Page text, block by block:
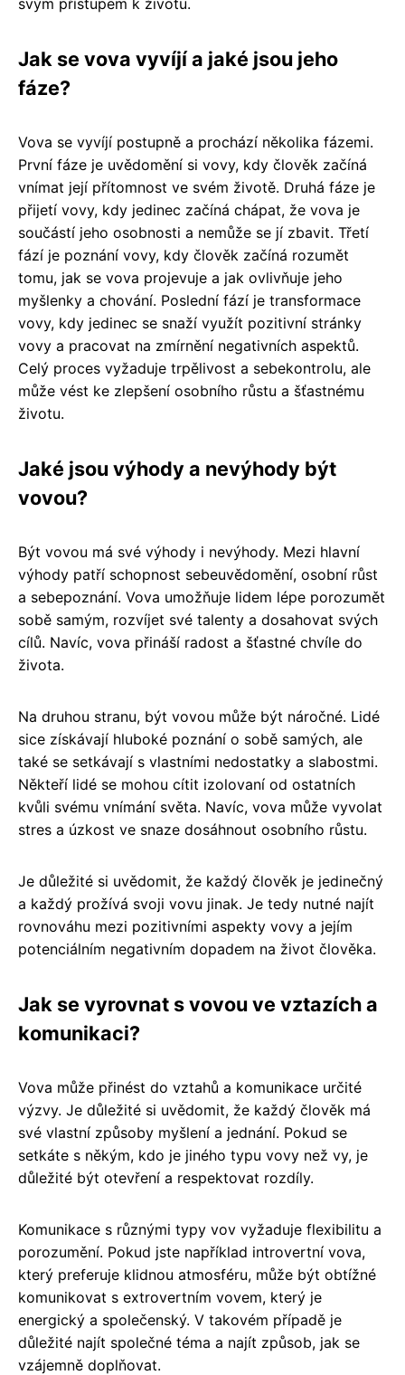
svým přístupem k životu.
Jak se vova vyvíjí a jaké jsou jeho
fáze?
Vova se vyvíjí postupně a prochází několika fázemi.
První fáze je uvědomění si vovy, kdy člověk začíná
vnímat její přítomnost ve svém životě. Druhá fáze je
přijetí vovy, kdy jedinec začíná chápat, že vova je
součástí jeho osobnosti a nemůže se jí zbavit. Třetí
fází je poznání vovy, kdy člověk začíná rozumět
tomu, jak se vova projevuje a jak ovlivňuje jeho
myšlenky a chování. Poslední fází je transformace
vovy, kdy jedinec se snaží využít pozitivní stránky
vovy a pracovat na zmírnění negativních aspektů.
Celý proces vyžaduje trpělivost a sebekontrolu, ale
může vést ke zlepšení osobního růstu a šťastnému
životu.
Jaké jsou výhody a nevýhody být
vovou?
Být vovou má své výhody i nevýhody. Mezi hlavní
výhody patří schopnost sebeuvědomění, osobní růst
a sebepoznání. Vova umožňuje lidem lépe porozumět
sobě samým, rozvíjet své talenty a dosahovat svých
cílů. Navíc, vova přináší radost a šťastné chvíle do
života.
Na druhou stranu, být vovou může být náročné. Lidé
sice získávají hluboké poznání o sobě samých, ale
také se setkávají s vlastními nedostatky a slabostmi.
Někteří lidé se mohou cítit izolovaní od ostatních
kvůli svému vnímání světa. Navíc, vova může vyvolat
stres a úzkost ve snaze dosáhnout osobního růstu.
Je důležité si uvědomit, že každý člověk je jedinečný
a každý prožívá svoji vovu jinak. Je tedy nutné najít
rovnováhu mezi pozitivními aspekty vovy a jejím
potenciálním negativním dopadem na život člověka.
Jak se vyrovnat s vovou ve vztazích a
komunikaci?
Vova může přinést do vztahů a komunikace určité
výzvy. Je důležité si uvědomit, že každý člověk má
své vlastní způsoby myšlení a jednání. Pokud se
setkáte s někým, kdo je jiného typu vovy než vy, je
důležité být otevření a respektovat rozdíly.
Komunikace s různými typy vov vyžaduje flexibilitu a
porozumění. Pokud jste například introvertní vova,
který preferuje klidnou atmosféru, může být obtížné
komunikovat s extrovertním vovem, který je
energický a společenský. V takovém případě je
důležité najít společné téma a najít způsob, jak se
vzájemně doplňovat.